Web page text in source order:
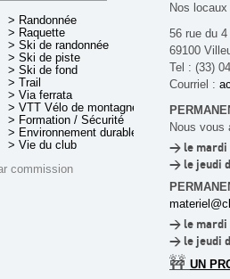
> Randonnée
> Raquette
> Ski de randonnée
> Ski de piste
> Ski de fond
> Trail
> Via ferrata
> VTT Vélo de montagne
> Formation / Sécurité
> Environnement durable
> Vie du club
commission
Nos
56 rue du
69100
Tel : (33)
Courriel :
Nous vous
> le mardi
> le jeudi
> le mardi
> le jeudi
🚧 UN